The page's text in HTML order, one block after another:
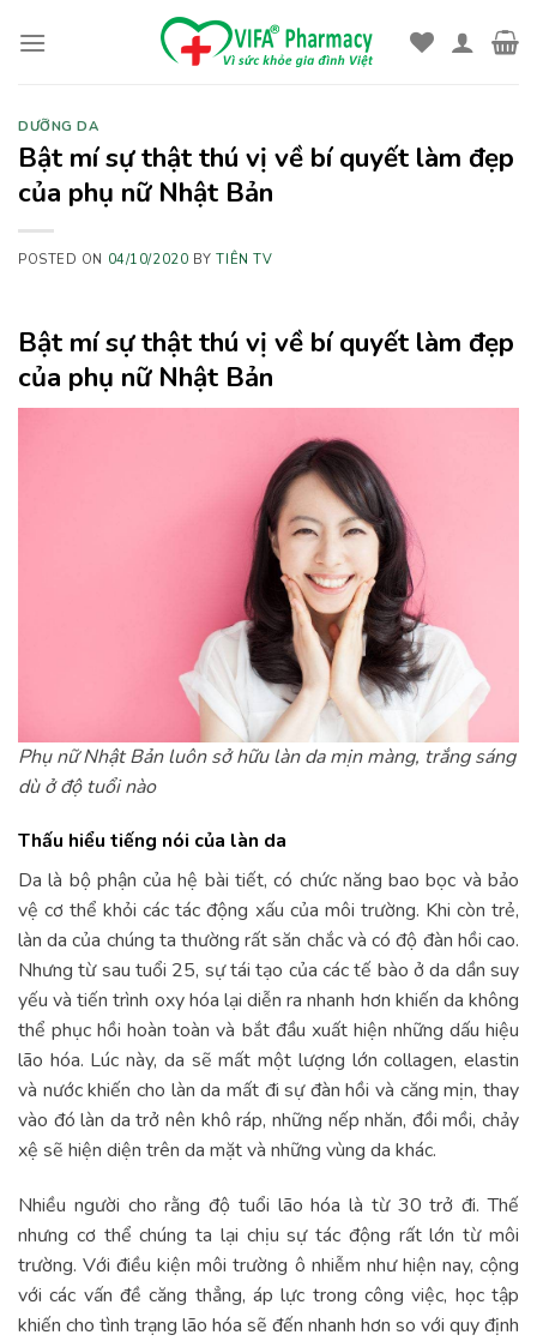
DƯỠNG DA
Bật mí sự thật thú vị về bí quyết làm đẹp
của phụ nữ Nhật Bản
POSTED ON 04/10/2020 BYTIÊN TV
Bật mí sự thật thú vị về bí quyết làm đẹp
của phụ nữ Nhật Bản
Phụ nữ Nhật Bản luôn sở hữu làn da mịn màng, trắng sáng
dù ở độ tuổi nào
Thấu hiểu tiếng nói của làn da
Da là bộ phận của hệ bài tiết, có chức năng bao bọc và bảo
vệ cơ thể khỏi các tác động xấu của môi trường. Khi còn trẻ,
làn da của chúng ta thường rất săn chắc và có độ đàn hồi cao.
Nhưng từ sau tuổi 25, sự tái tạo của các tế bào ở da dần suy
yếu và tiến trình oxy hóa lại diễn ra nhanh hơn khiến da không
thể phục hồi hoàn toàn và bắt đầu xuất hiện những dấu hiệu
lão hóa. Lúc này, da sẽ mất một lượng lớn collagen, elastin
và nước khiến cho làn da mất đi sự đàn hồi và căng mịn, thay
vào đó làn da trở nên khô ráp, những nếp nhăn, đồi mồi, chảy
xệ sẽ hiện diện trên da mặt và những vùng da khác.
Nhiều người cho rằng độ tuổi lão hóa là từ 30 trở đi. Thế
nhưng cơ thể chúng ta lại chịu sự tác động rất lớn từ môi
trường. Với điều kiện môi trường ô nhiễm như hiện nay, cộng
với các vấn đề căng thẳng, áp lực trong công việc, học tập
khiến cho tình trạng lão hóa sẽ đến nhanh hơn so với quy định